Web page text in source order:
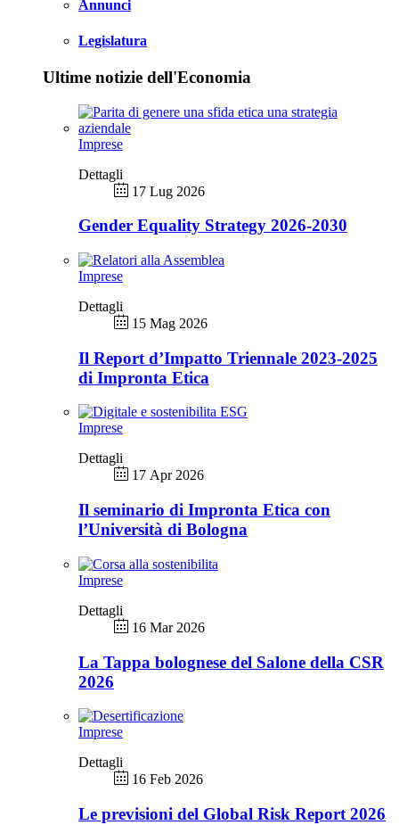
Annunci
Legislatura
Ultime notizie dell'Economia
Imprese
Dettagli
17 Lug 2026
Gender Equality Strategy 2026-2030
Imprese
Dettagli
15 Mag 2026
Il Report d’Impatto Triennale 2023-2025
di Impronta Etica
Imprese
Dettagli
17 Apr 2026
Il seminario di Impronta Etica con
l’Università di Bologna
Imprese
Dettagli
16 Mar 2026
La Tappa bolognese del Salone della CSR
2026
Imprese
Dettagli
16 Feb 2026
Le previsioni del Global Risk Report 2026